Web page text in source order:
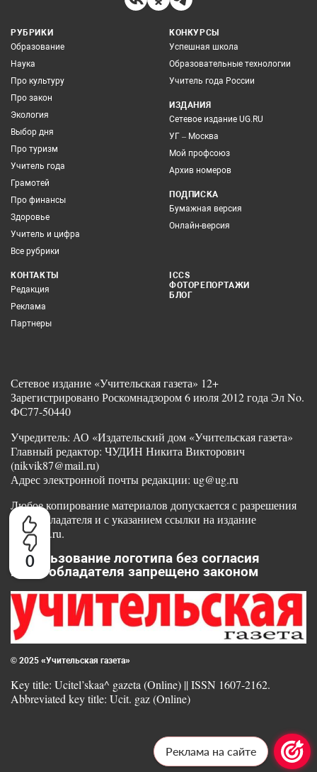
0
РУБРИКИ
Образование
Наука
Про культуру
Про закон
Экология
Выбор дня
Про туризм
Учитель года
Грамотей
Про финансы
Здоровье
Учитель и цифра
Все рубрики
КОНКУРСЫ
Успешная школа
Образовательные технологии
Учитель года России
ИЗДАНИЯ
Сетевое издание UG.RU
УГ – Москва
Мой профсоюз
Архив номеров
ПОДПИСКА
Бумажная версия
Онлайн-версия
КОНТАКТЫ
Редакция
Реклама
Партнеры
ICCS
ФОТОРЕПОРТАЖИ
БЛОГ
Сетевое издание «Учительская газета» 12+
Зарегистрировано Роскомнадзором 6 июля 2012 года Эл No.
ФС77-50440
Учредитель: АО «Издательский дом «Учительская газета»
Главный редактор: ЧУДИН Никита Викторович
(nikvik87@mail.ru)
Адрес электронной почты редакции: ug@ug.ru
Любое копирование материалов допускается с разрешения
правообладателя и с указанием ссылки на издание
www.ug.ru.
Использование логотипа без согласия
правообладателя запрещено законом
© 2025 «Учительская газета»
Key title: Ucitel’skaa^ gazeta (Online) || ISSN 1607-2162.
Abbreviated key title: Ucit. gaz (Online)
Реклама на сайте